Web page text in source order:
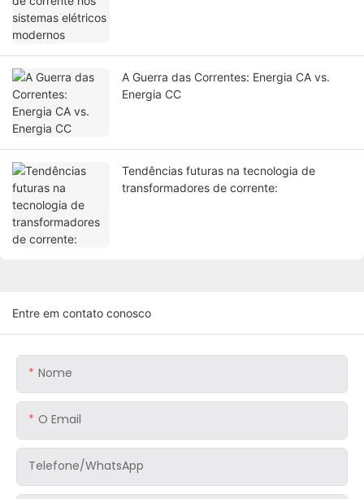
A Guerra das Correntes: Energia CA vs.
Energia CC
Tendências futuras na tecnologia de
transformadores de corrente:
Entre em contato conosco
Nome
O Email
Telefone/WhatsApp